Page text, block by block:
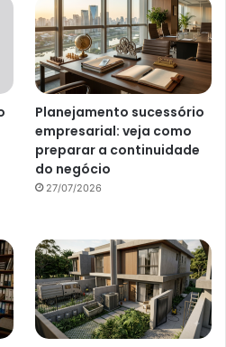
Planejamento sucessório
empresarial: veja como
preparar a continuidade
do negócio
27/07/2026